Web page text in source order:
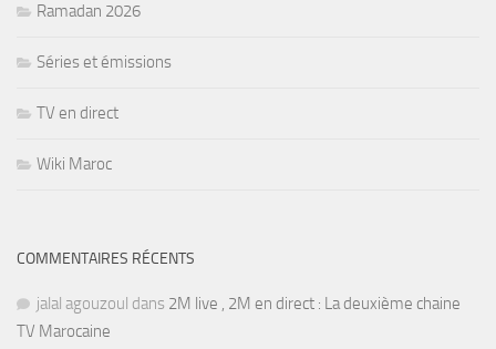
Ramadan 2026
Séries et émissions
TV en direct
Wiki Maroc
COMMENTAIRES RÉCENTS
jalal agouzoul dans 2M live , 2M en direct : La deuxième chaine
TV Marocaine